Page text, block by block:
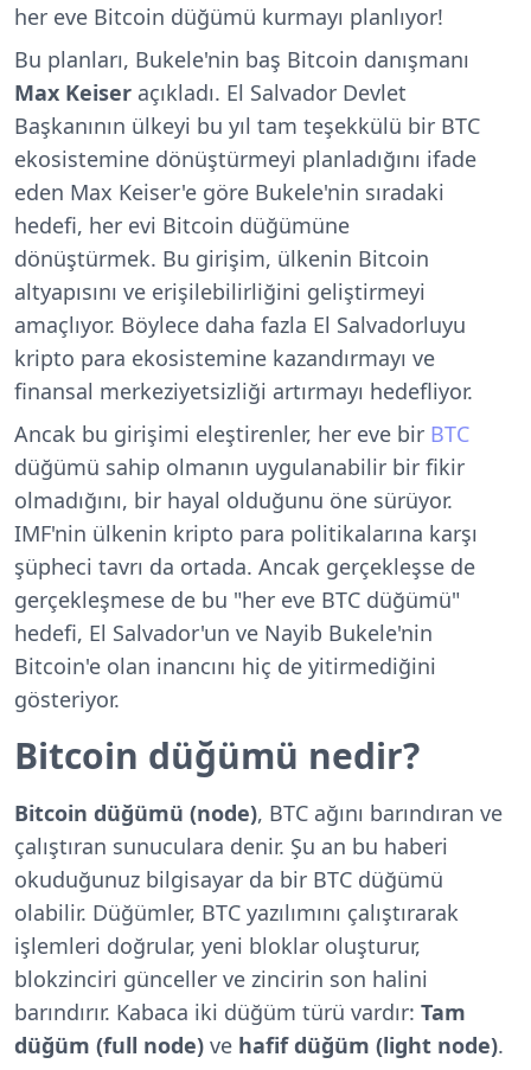
her eve Bitcoin düğümü kurmayı planlıyor!
Bu planları, Bukele'nin baş Bitcoin danışmanı
Max Keiser açıkladı. El Salvador Devlet
Başkanının ülkeyi bu yıl tam teşekkülü bir BTC
ekosistemine dönüştürmeyi planladığını ifade
eden Max Keiser'e göre Bukele'nin sıradaki
hedefi, her evi Bitcoin düğümüne
dönüştürmek. Bu girişim, ülkenin Bitcoin
altyapısını ve erişilebilirliğini geliştirmeyi
amaçlıyor. Böylece daha fazla El Salvadorluyu
kripto para ekosistemine kazandırmayı ve
finansal merkeziyetsizliği artırmayı hedefliyor.
Ancak bu girişimi eleştirenler, her eve bir BTC
düğümü sahip olmanın uygulanabilir bir fikir
olmadığını, bir hayal olduğunu öne sürüyor.
IMF'nin ülkenin kripto para politikalarına karşı
şüpheci tavrı da ortada. Ancak gerçekleşse de
gerçekleşmese de bu "her eve BTC düğümü"
hedefi, El Salvador'un ve Nayib Bukele'nin
Bitcoin'e olan inancını hiç de yitirmediğini
gösteriyor.
Bitcoin düğümü nedir?
Bitcoin düğümü (node), BTC ağını barındıran ve
çalıştıran sunuculara denir. Şu an bu haberi
okuduğunuz bilgisayar da bir BTC düğümü
olabilir. Düğümler, BTC yazılımını çalıştırarak
işlemleri doğrular, yeni bloklar oluşturur,
blokzinciri günceller ve zincirin son halini
barındırır. Kabaca iki düğüm türü vardır: Tam
düğüm (full node) ve hafif düğüm (light node).